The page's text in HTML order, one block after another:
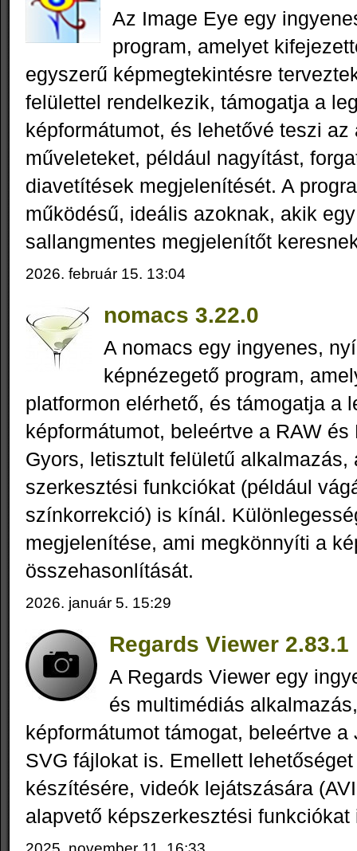
Az Image Eye egy
program, amelyet
egyszerű képmegtekintésre
felülettel rendelkezik, támogatja a
képformátumot, és lehetővé teszi az
műveleteket, például nagyítást,
diavetítések megjelenítését. A
működésű, ideális azoknak, akik
sallangmentes megjelenítőt
2026. február 15. 13:04
nomacs 3.22.0
A nomacs egy ingyenes,
képnézegető program,
platformon elérhető, és támogatja a
képformátumot, beleértve a RAW
Gyors, letisztult felületű alkalmazás,
szerkesztési funkciókat (például
színkorrekció) is kínál.
megjelenítése, ami megkönnyíti a
összehasonlítását.
2026. január 5. 15:29
Regards Viewer 2.83.1
A Regards Viewer egy
és multimédiás
képformátumot támogat, beleértve a
SVG fájlokat is. Emellett
készítésére, videók lejátszására
alapvető képszerkesztési funkciókat